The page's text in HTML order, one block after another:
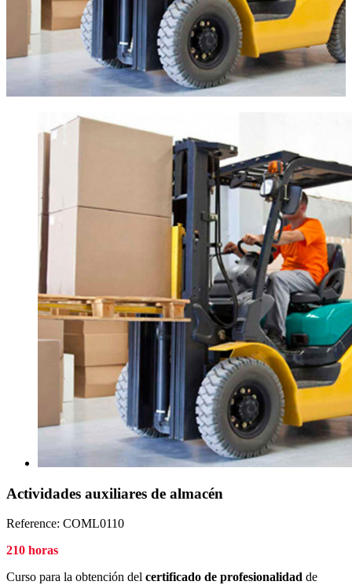
Actividades auxiliares de almacén
Reference: COML0110
210 horas
Curso para la obtención del certificado de profesionalidad de